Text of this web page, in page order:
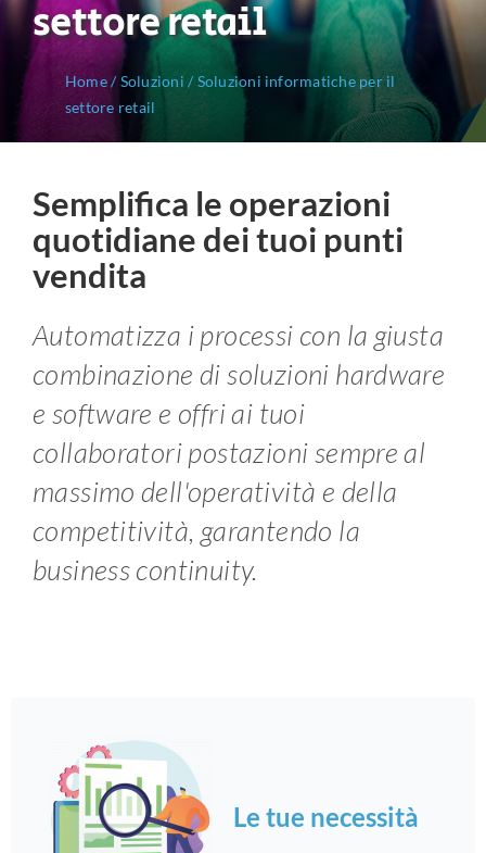
settore retail
Home/Soluzioni / Soluzioni informatiche per il
settore retail
Semplifica le operazioni
quotidiane dei tuoi punti
vendita
Automatizza i processi con la giusta
combinazione di soluzioni hardware
e software e offri ai tuoi
collaboratori postazioni sempre al
massimo dell'operatività e della
competitività, garantendo la
business continuity.
Le tue necessità